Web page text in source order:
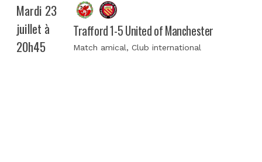
Mardi 23
juillet à
20h45
Trafford 1-5 United of Manchester
Match amical, Club international